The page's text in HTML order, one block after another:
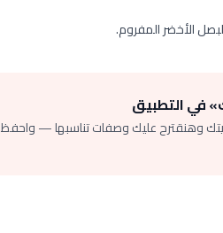
الأخضر المفروم.
في التطبيق
وهنقترح عليك وصفات تناسبها — واحفظ